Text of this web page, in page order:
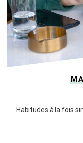
Habitudes à la fois